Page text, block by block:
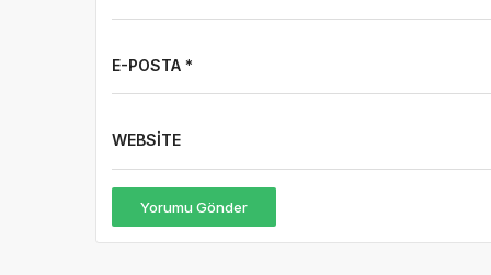
E-POSTA *
WEBSITE
Yorumu Gönder